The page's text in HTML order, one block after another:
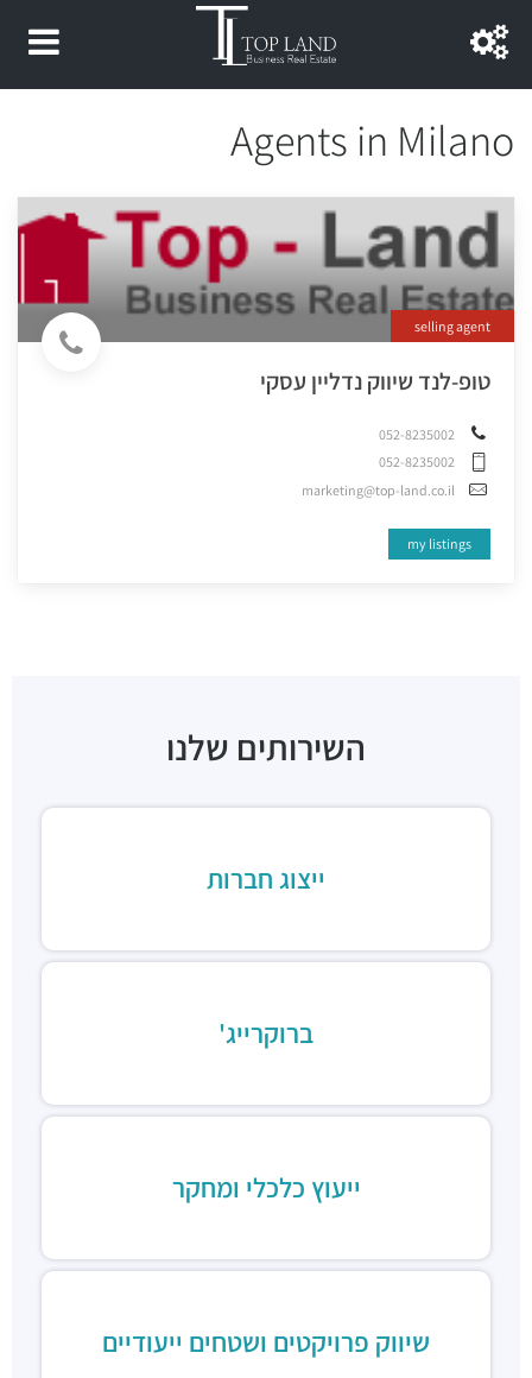
Agents in Milano
selling agent
טופ-לנד שיווק נדליין עסקי
052-8235002
052-8235002
marketing@top-land.co.il
my listings
השירותים שלנו
ייצוג חברות
ברוקרייג'
ייעוץ כלכלי ומחקר
שיווק פרויקטים ושטחים ייעודיים